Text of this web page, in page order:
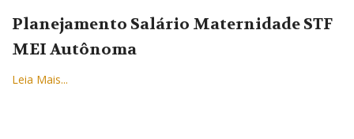
Planejamento Salário Maternidade STF
MEI Autônoma
Leia Mais...